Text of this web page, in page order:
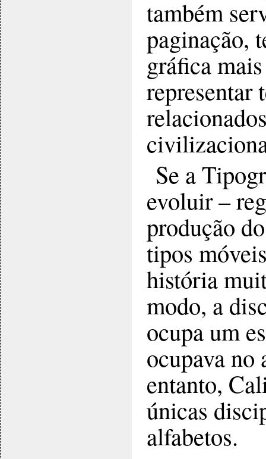
também
paginação,
gráfica
representar
Se a
evoluir –
produção
tipos
história
modo, a
ocupa um
ocupava
entanto,
únicas
alfabetos.